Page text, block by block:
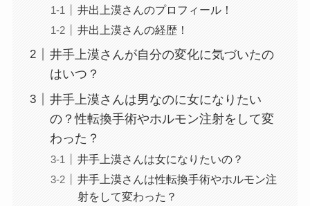
井出上漠さんのプロフィール！
井出上漠さんの経歴！
井手上漠さんが自分の変化に気づいたの
はいつ？
井手上漠さんは男なのに女になりたい
の？性転換手術やホルモン注射をして変
わった？
井手上漠さんは女になりたいの？
井手上漠さんは性転換手術やホルモン注
射をして変わった？